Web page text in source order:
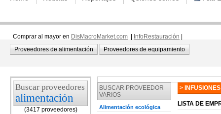
Comprar al mayor en DisMacroMarket.com InfoRestauración
Proveedores de alimentación
Proveedores de equipamiento
Buscar proveedores
alimentación
(3417 proveedores)
BUSCAR PROVEEDOR
VARIOS
Alimentación ecológica
>
LISTA DE